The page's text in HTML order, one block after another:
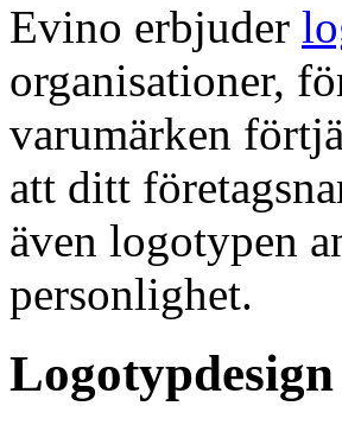
Evino erbjuder
organisationer,
varumärken
att ditt
även logotypen
personlighet.
Logotypdesign